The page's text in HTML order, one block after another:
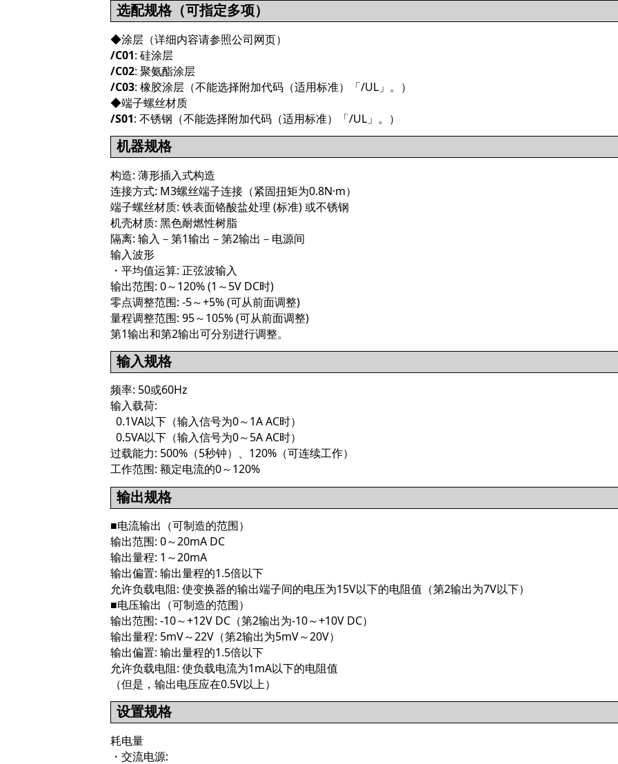
选配规格（可指定多项）
◆涂层（详细内容请参照公司网页）
/C01: 硅涂层
/C02: 聚氨酯涂层
/C03: 橡胶涂层（不能选择附加代码（适用标准）「/UL」。）
◆端子螺丝材质
/S01: 不锈钢（不能选择附加代码（适用标准）「/UL」。）
机器规格
构造: 薄形插入式构造
连接方式: M3螺丝端子连接（紧固扭矩为0.8N·m）
端子螺丝材质: 铁表面铬酸盐处理 (标准) 或不锈钢
机壳材质: 黑色耐燃性树脂
隔离: 输入－第1输出－第2输出－电源间
输入波形
・平均值运算: 正弦波输入
输出范围: 0～120% (1～5V DC时)
零点调整范围: -5～+5% (可从前面调整)
量程调整范围: 95～105% (可从前面调整)
第1输出和第2输出可分别进行调整。
输入规格
频率: 50或60Hz
输入载荷:
0.1VA以下（输入信号为0～1A AC时）
0.5VA以下（输入信号为0～5A AC时）
过载能力: 500%（5秒钟）、120%（可连续工作）
工作范围: 额定电流的0～120%
输出规格
■电流输出（可制造的范围）
输出范围: 0～20mA DC
输出量程: 1～20mA
输出偏置: 输出量程的1.5倍以下
允许负载电阻: 使变换器的输出端子间的电压为15V以下的电阻值（第2输出为7V以下）
■电压输出（可制造的范围）
输出范围: -10～+12V DC（第2输出为-10～+10V DC）
输出量程: 5mV～22V（第2输出为5mV～20V）
输出偏置: 输出量程的1.5倍以下
允许负载电阻: 使负载电流为1mA以下的电阻值
（但是，输出电压应在0.5V以上）
设置规格
耗电量
・交流电源: